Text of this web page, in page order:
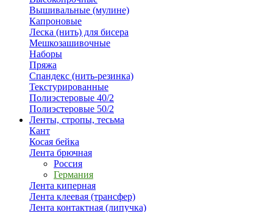
Вышивальные (мулине)
Капроновые
Леска (нить) для бисера
Мешкозашивочные
Наборы
Пряжа
Спандекс (нить-резинка)
Текстурированные
Полиэстеровые 40/2
Полиэстеровые 50/2
Ленты, стропы, тесьма
Кант
Косая бейка
Лента брючная
Россия
Германия
Лента киперная
Лента клеевая (трансфер)
Лента контактная (липучка)